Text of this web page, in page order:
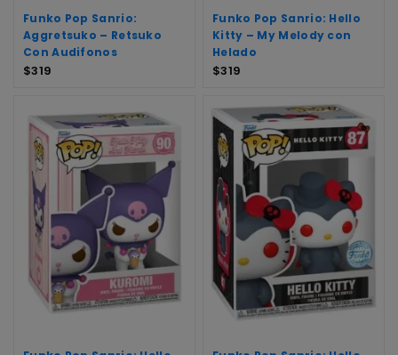
Funko Pop Sanrio:
Aggretsuko – Retsuko
Con Audifonos
$319
Funko Pop Sanrio: Hello
Kitty – My Melody con
Helado
$319